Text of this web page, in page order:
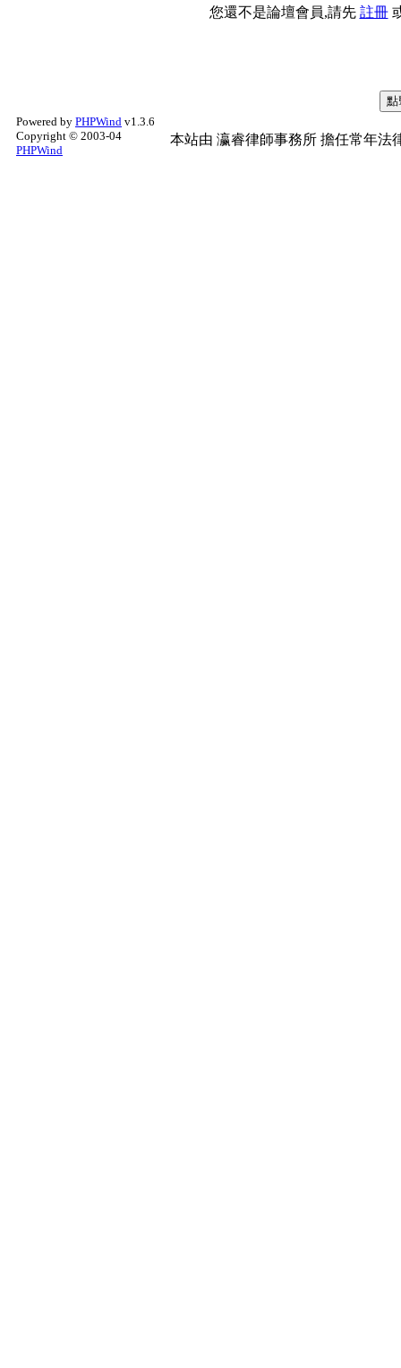
您還不是論壇會員,請先 註冊
Powered by PHPWind v1.3.6
Copyright © 2003-04
PHPWind
本站由 瀛睿律師事務所 擔任常年法